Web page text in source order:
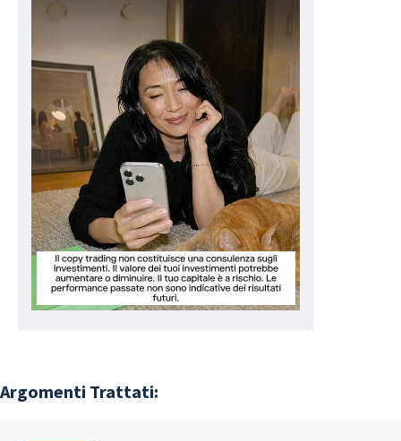
Argomenti Trattati: